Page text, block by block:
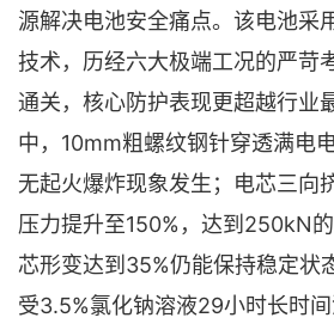
源解决电池安全痛点。该电池采
技术，历经六大极端工况的严苛
通关，核心防护表现更超越行业
中，10mm粗螺纹钢针穿透满电
无起火爆炸现象发生；电芯三向
压力提升至150%，达到250kN
芯形变达到35%仍能保持稳定状
受3.5%氯化钠溶液29小时长时